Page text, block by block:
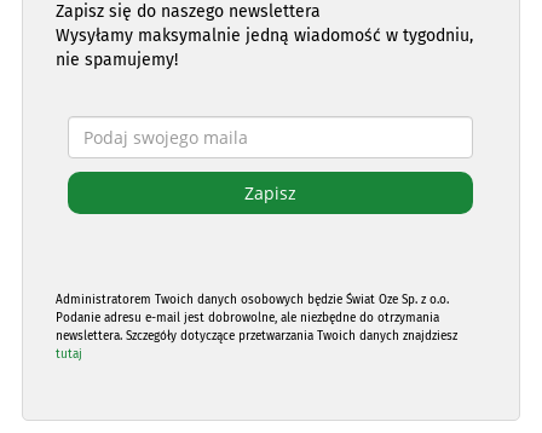
Zapisz się do naszego newslettera
Wysyłamy maksymalnie jedną wiadomość w tygodniu,
nie spamujemy!
Administratorem Twoich danych osobowych będzie Świat Oze Sp. z o.o.
Podanie adresu e-mail jest dobrowolne, ale niezbędne do otrzymania
newslettera. Szczegóły dotyczące przetwarzania Twoich danych znajdziesz
tutaj